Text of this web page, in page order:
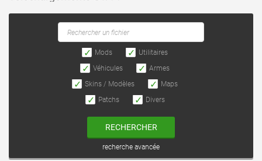
Mods
Utilitaires
Véhicules
Armes
Skins / Modèles
Maps
Patchs
Divers
RECHERCHER
recherche avancée